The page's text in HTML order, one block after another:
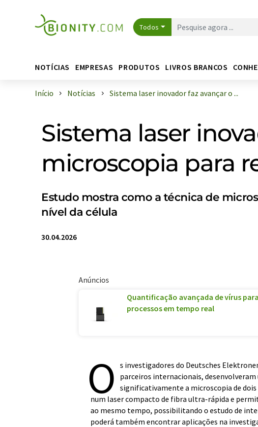
Todos
NOTÍCIAS EMPRESAS PRODUTOS LIVROS BRANCOS
Início Notícias Sistema laser inovador faz avançar o ...
Sistema laser
microscopia para
Estudo mostra como a técnica de
nível da célula
30.04.2026
Anúncios
Quantificação avançada de vírus
processos em tempo real
O s investigadores do Deutsches
parceiros internacionais,
significativamente a microscopia de
num laser compacto de fibra ultra-rápida e
ao mesmo tempo, possibilitando o estudo de
poderá também encontrar aplicações na